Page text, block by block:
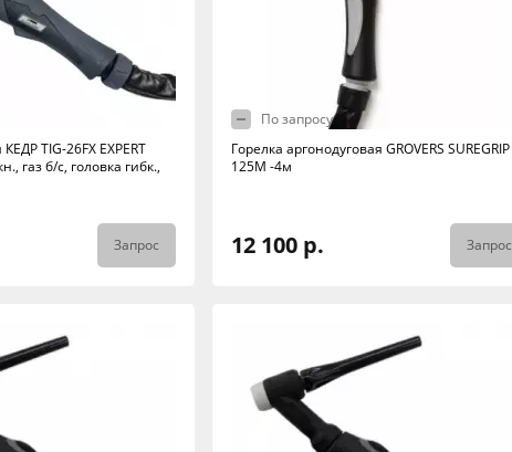
TIG-26FX EXPERT
газ б/с, головка гибк.,
Запрос
По запросу
Горелка аргонодуговая GROVERS SUREGRIP
125М -4м
12 100 р. Запрос